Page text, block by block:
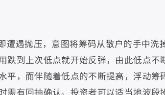
遭遇抛压，意图将筹码从散户的手中洗
跌到上次低点就开始反弹，由此低点不
平，而伴随着低点的不断提高，浮动筹
有回抽确认。投资者可以适当地波段